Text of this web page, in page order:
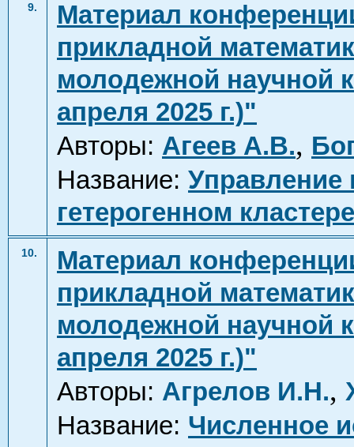
9.
Материал
прикладной
молодежной научной
апреля 2025 г.)"
Авторы: Агеев А.В.,
Название:
гетерогенном кластере
10.
Материал
прикладной
молодежной научной
апреля 2025 г.)"
Авторы: Агрелов И.Н.,
Название: Численное